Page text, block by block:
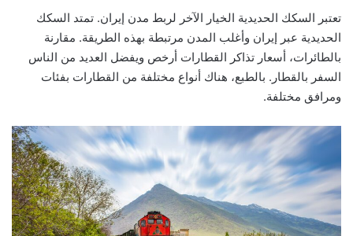
تعتبر السكك الحديدية الخيار الآخر لربط مدن إيران. تمتد السكك
الحديدية عبر إيران وأغلب المدن مرتبطة بهذه الطريقة. مقارنة
بالطائرات، أسعار تذاكر القطارات أرخص ويفضل العديد من الناس
السفر بالقطار. بالطبع، هناك أنواع مختلفة من القطارات بفئات
ومرافق مختلفة.